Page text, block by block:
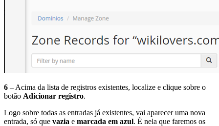
6 –Acima da lista de registros existentes, localize e clique sobre o
botão Adicionar registro.
Logo sobre todas as entradas já existentes, vai aparecer uma nova
entrada, só que vazia e marcada em azul. É nela que faremos os